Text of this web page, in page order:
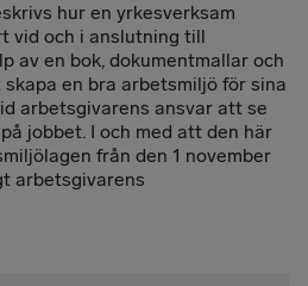
hur en yrkesverksam
vid och i anslutning till
av en bok, dokumentmallar och
en bra arbetsmiljö för sina
arbetsgivarens ansvar att se
jobbet. I och med att den här
från den 1 november
arbetsgivarens